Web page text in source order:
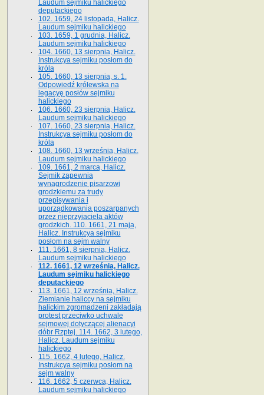
Laudum sejmiku halickiego
deputackiego
102. 1659, 24 listopada, Halicz.
Laudum sejmiku halickiego
103. 1659, 1 grudnia, Halicz.
Laudum sejmiku halickiego
104. 1660, 13 sierpnia, Halicz.
Instrukcya sejmiku posłom do
króla
105. 1660, 13 sierpnia, s. 1.
Odpowiedź królewska na
legacyę posłów sejmiku
halickiego
106. 1660, 23 sierpnia, Halicz.
Laudum sejmiku halickiego
107. 1660, 23 sierpnia, Halicz.
Instrukcya sejmiku posłom do
króla
108. 1660, 13 września, Halicz.
Laudum sejmiku halickiego
109. 1661, 2 marca, Halicz.
Sejmik zapewnia
wynagrodzenie pisarzowi
grodzkiemu za trudy
przepisywania i
uporządkowania poszarpanych
przez nieprzyjaciela aktów
grodzkich. 110. 1661, 21 maja,
Halicz. Instrukcya sejmiku
posłom na sejm walny
111. 1661, 8 sierpnia, Halicz.
Laudum sejmiku halickiego
112. 1661, 12 września, Halicz.
Laudum sejmiku halickiego
deputackiego
113. 1661, 12 września, Halicz.
Ziemianie haliccy na sejmiku
halickim zgromadzeni zakładają
protest przeciwko uchwale
sejmowej dotyczącej alienacyi
dóbr Rzptej. 114. 1662, 3 lutego,
Halicz. Laudum sejmiku
halickiego
115. 1662, 4 lutego, Halicz.
Instrukcya sejmiku posłom na
sejm walny
116. 1662, 5 czerwca, Halicz.
Laudum sejmiku halickiego